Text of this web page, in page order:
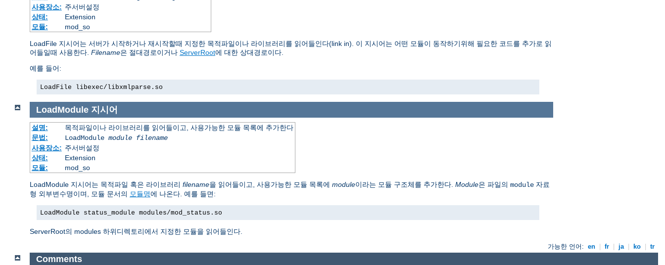
사용장소: 주서버설정
상태:
Extension
모듈:
mod_so
LoadFile 지시어는 서버가 시작하거나 재시작할때 지정한 목적파일이나 라이브러리를 읽어들인다(link in). 이 지시어는 어떤 모듈이 동작하기위해 필요한 코드를 추가로 읽
어들일때 사용한다. Filename은 절대경로이거나 ServerRoot에 대한 상대경로이다.
예를 들어:
LoadFile libexec/libxmlparse.so
LoadModule 지시어
설명:
목적파일이나 라이브러리를 읽어들이고, 사용가능한 모듈 목록에 추가한다
문법:
LoadModule module filename
사용장소: 주서버설정
상태:
Extension
모듈:
mod_so
LoadModule 지시어는 목적파일 혹은 라이브러리 filename을 읽어들이고, 사용가능한 모듈 목록에 module이라는 모듈 구조체를 추가한다. Module은 파일의 module 자료
형 외부변수명이며, 모듈 문서의 모듈명에 나온다. 예를 들면:
LoadModule status_module modules/mod_status.so
ServerRoot의 modules 하위디렉토리에서 지정한 모듈을 읽어들인다.
가능한 언어: en | fr | ja | ko | tr
Comments